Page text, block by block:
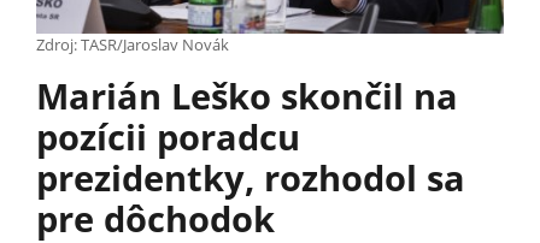
Zdroj: TASR/Jaroslav Novák
Marián Leško skončil na
pozícii poradcu
prezidentky, rozhodol sa
pre dôchodok